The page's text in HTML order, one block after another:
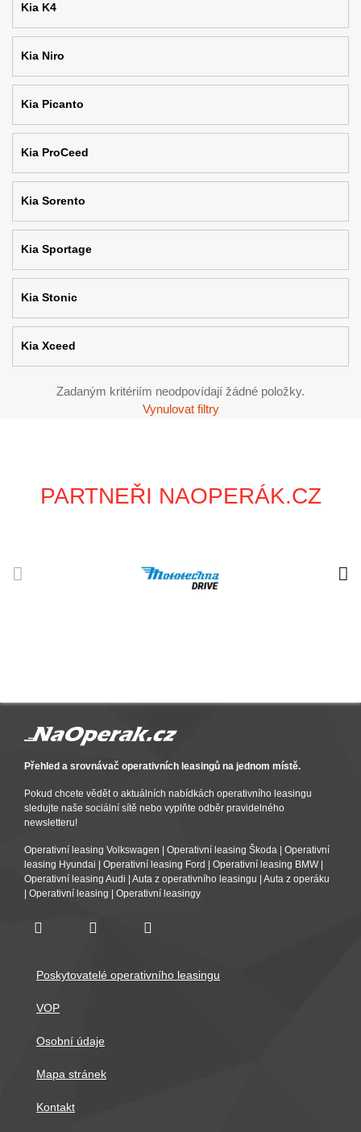
Kia K4
Kia Niro
Kia Picanto
Kia ProCeed
Kia Sorento
Kia Sportage
Kia Stonic
Kia Xceed
Zadaným kritériím neodpovídají žádné položky.
Vynulovat filtry
PARTNEŘI NAOPERÁK.CZ
Přehled a srovnávač operativních leasingů na jednom místě.
Pokud chcete vědět o aktuálních nabídkách operativního leasingu
sledujte naše sociální sítě nebo vyplňte odběr pravidelného
newsletteru!
Operativní leasing Volkswagen Operativní leasing Škoda
Operativní
leasing Hyundai
Operativní leasing Ford Operativní leasing BMW|
Operativní leasing Audi
Auta z operativního leasingu
Auta z operáku
Operativní leasing Operativní leasingy
Poskytovatelé operativního leasingu
VOP
Osobní údaje
Mapa stránek
Kontakt